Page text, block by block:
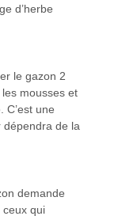
d’herbe
le gazon 2
mousses et
une
dépendra de la
demande
ceux qui